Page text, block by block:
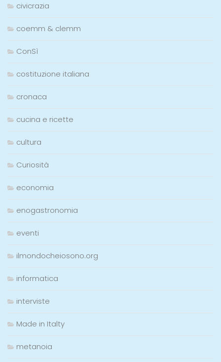
civicrazia
coemm & clemm
ConSì
costituzione italiana
cronaca
cucina e ricette
cultura
Curiosità
economia
enogastronomia
eventi
ilmondocheiosono.org
informatica
interviste
Made in Italty
metanoia